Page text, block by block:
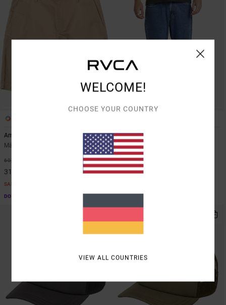
Americana
Männer Braun Relaxed Fit Shorts
60,00 €
31,50 €
SALE
DOPPELTER RABATT EXTRA 25 %
Dayshift
Männer Blau Denim-Shorts
80,00 €
42,00 €
WELCOME!
CHOOSE YOUR COUNTRY
VIEW ALL COUNTRIES